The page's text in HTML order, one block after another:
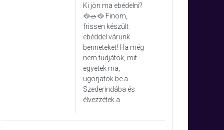
Ki jön ma ebédelni?
🥘🥗🥘 Finom,
frissen készült
ebéddel várunk
benneteket! Ha még
nem tudjátok, mit
egyetek ma,
ugorjatok be a
Szederindába és
élvezzétek a